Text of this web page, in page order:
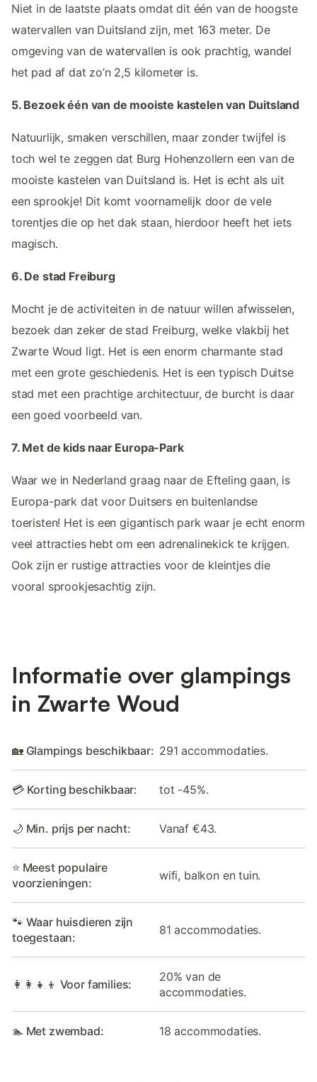
Niet in de laatste plaats omdat dit één van de hoogste
watervallen van Duitsland zijn, met 163 meter. De
omgeving van de watervallen is ook prachtig, wandel
het pad af dat zo’n 2,5 kilometer is.
5. Bezoek één van de mooiste kastelen van Duitsland
Natuurlijk, smaken verschillen, maar zonder twijfel is
toch wel te zeggen dat Burg Hohenzollern een van de
mooiste kastelen van Duitsland is. Het is echt als uit
een sprookje! Dit komt voornamelijk door de vele
torentjes die op het dak staan, hierdoor heeft het iets
magisch.
6. De stad Freiburg
Mocht je de activiteiten in de natuur willen afwisselen,
bezoek dan zeker de stad Freiburg, welke vlakbij het
Zwarte Woud ligt. Het is een enorm charmante stad
met een grote geschiedenis. Het is een typisch Duitse
stad met een prachtige architectuur, de burcht is daar
een goed voorbeeld van.
7. Met de kids naar Europa-Park
Waar we in Nederland graag naar de Efteling gaan, is
Europa-park dat voor Duitsers en buitenlandse
toeristen! Het is een gigantisch park waar je echt enorm
veel attracties hebt om een adrenalinekick te krijgen.
Ook zijn er rustige attracties voor de kleintjes die
vooral sprookjesachtig zijn.
Informatie over glampings
in Zwarte Woud
🏡 Glampings beschikbaar: 291 accommodaties.
💳 Korting beschikbaar: tot -45%.
🌙 Min. prijs per nacht: Vanaf €43.
⭐ Meest populaire
voorzieningen:
wifi, balkon en tuin.
🐾 Waar huisdieren zijn
toegestaan:
81 accommodaties.
👩‍👩‍👧‍👦 Voor families:
20% van de
accommodaties.
🏊 Met zwembad: 18 accommodaties.